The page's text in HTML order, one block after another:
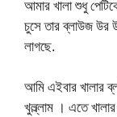
আমার খালা শুধু
চুসে তার ব্লাউজ উর
লাগছে.
আমি এইবার খালার
খুল্ল্লাম । এতে